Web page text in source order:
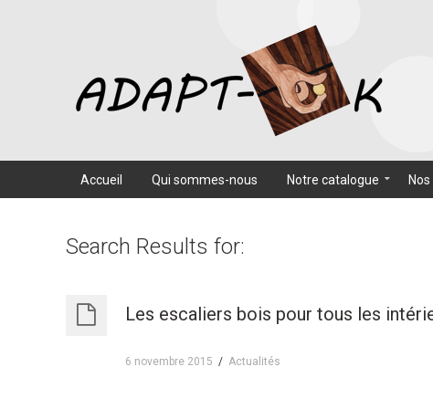
Accueil Qui sommes-nous Notre catalogue
Search Results for:
Les escaliers bois pour tous les
6 novembre 2015 / Actualités